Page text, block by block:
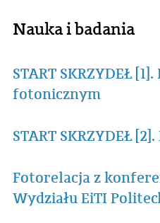
Nauka i badania
START SKRZYDEŁ
fotonicznym
START SKRZYDEŁ
Fotorelacja z
Wydziału EiTI